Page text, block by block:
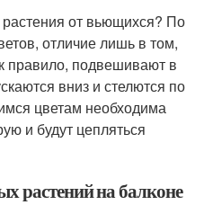
от вьющихся? По
отличие лишь в том,
правило, подвешивают в
вниз и стелются по
цветам необходима
и будут цепляться
растений на балконе